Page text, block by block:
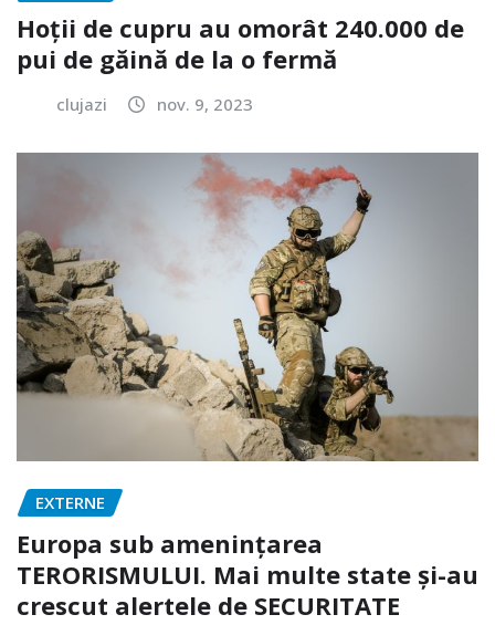
Hoții de cupru au omorât 240.000 de
pui de găină de la o fermă
clujazi nov. 9, 2023
EXTERNE
Europa sub amenințarea
TERORISMULUI. Mai multe state și-au
crescut alertele de SECURITATE